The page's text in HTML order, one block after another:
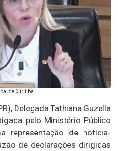
de Curitiba
Delegada Tathiana Guzella
pelo Ministério Público
representação de notícia-
de declarações dirigidas